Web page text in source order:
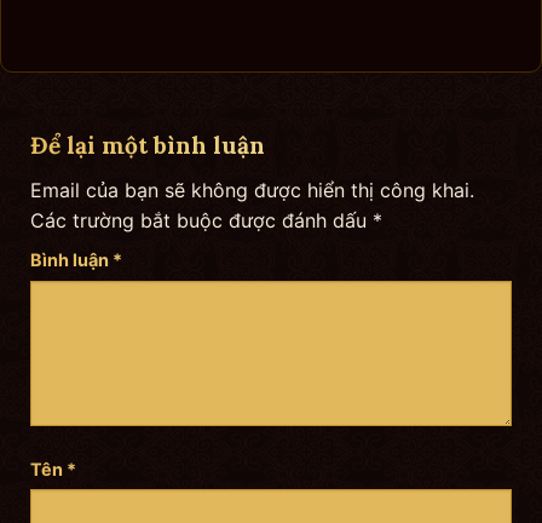
Để lại một bình luận
Email của bạn sẽ không được hiển thị công khai.
Các trường bắt buộc được đánh dấu *
Bình luận *
Tên *